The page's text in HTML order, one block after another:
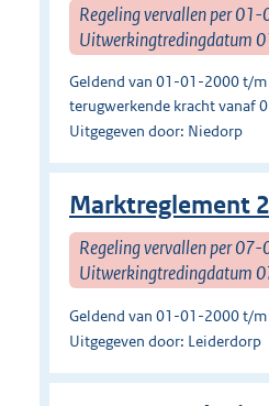
Regeling vervallen per
Uitwerkingtredingdatum
Geldend van 01-01-2000 t/
terugwerkende kracht vanaf
Uitgegeven door: Niedorp
Marktreglement
Regeling vervallen per
Uitwerkingtredingdatum
Geldend van 01-01-2000 t/
Uitgegeven door: Leiderdorp